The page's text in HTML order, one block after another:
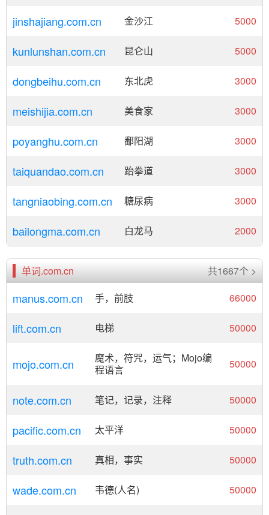
jinshajiang.com.cn 金沙江 5000
kunlunshan.com.cn 昆仑山 5000
dongbeihu.com.cn 东北虎 3000
meishijia.com.cn 美食家 3000
poyanghu.com.cn 鄱阳湖 3000
taiquandao.com.cn 跆拳道 3000
tangniaobing.com.cn 糖尿病 3000
bailongma.com.cn 白龙马 2000
单词.com.cn 共1667个 >
manus.com.cn 手，前肢 66000
lift.com.cn 电梯 50000
mojo.com.cn
魔术，符咒，运气；Mojo编
程语言
50000
note.com.cn 笔记，记录，注释 50000
pacific.com.cn 太平洋 50000
truth.com.cn 真相，事实 50000
wade.com.cn 韦德(人名) 50000